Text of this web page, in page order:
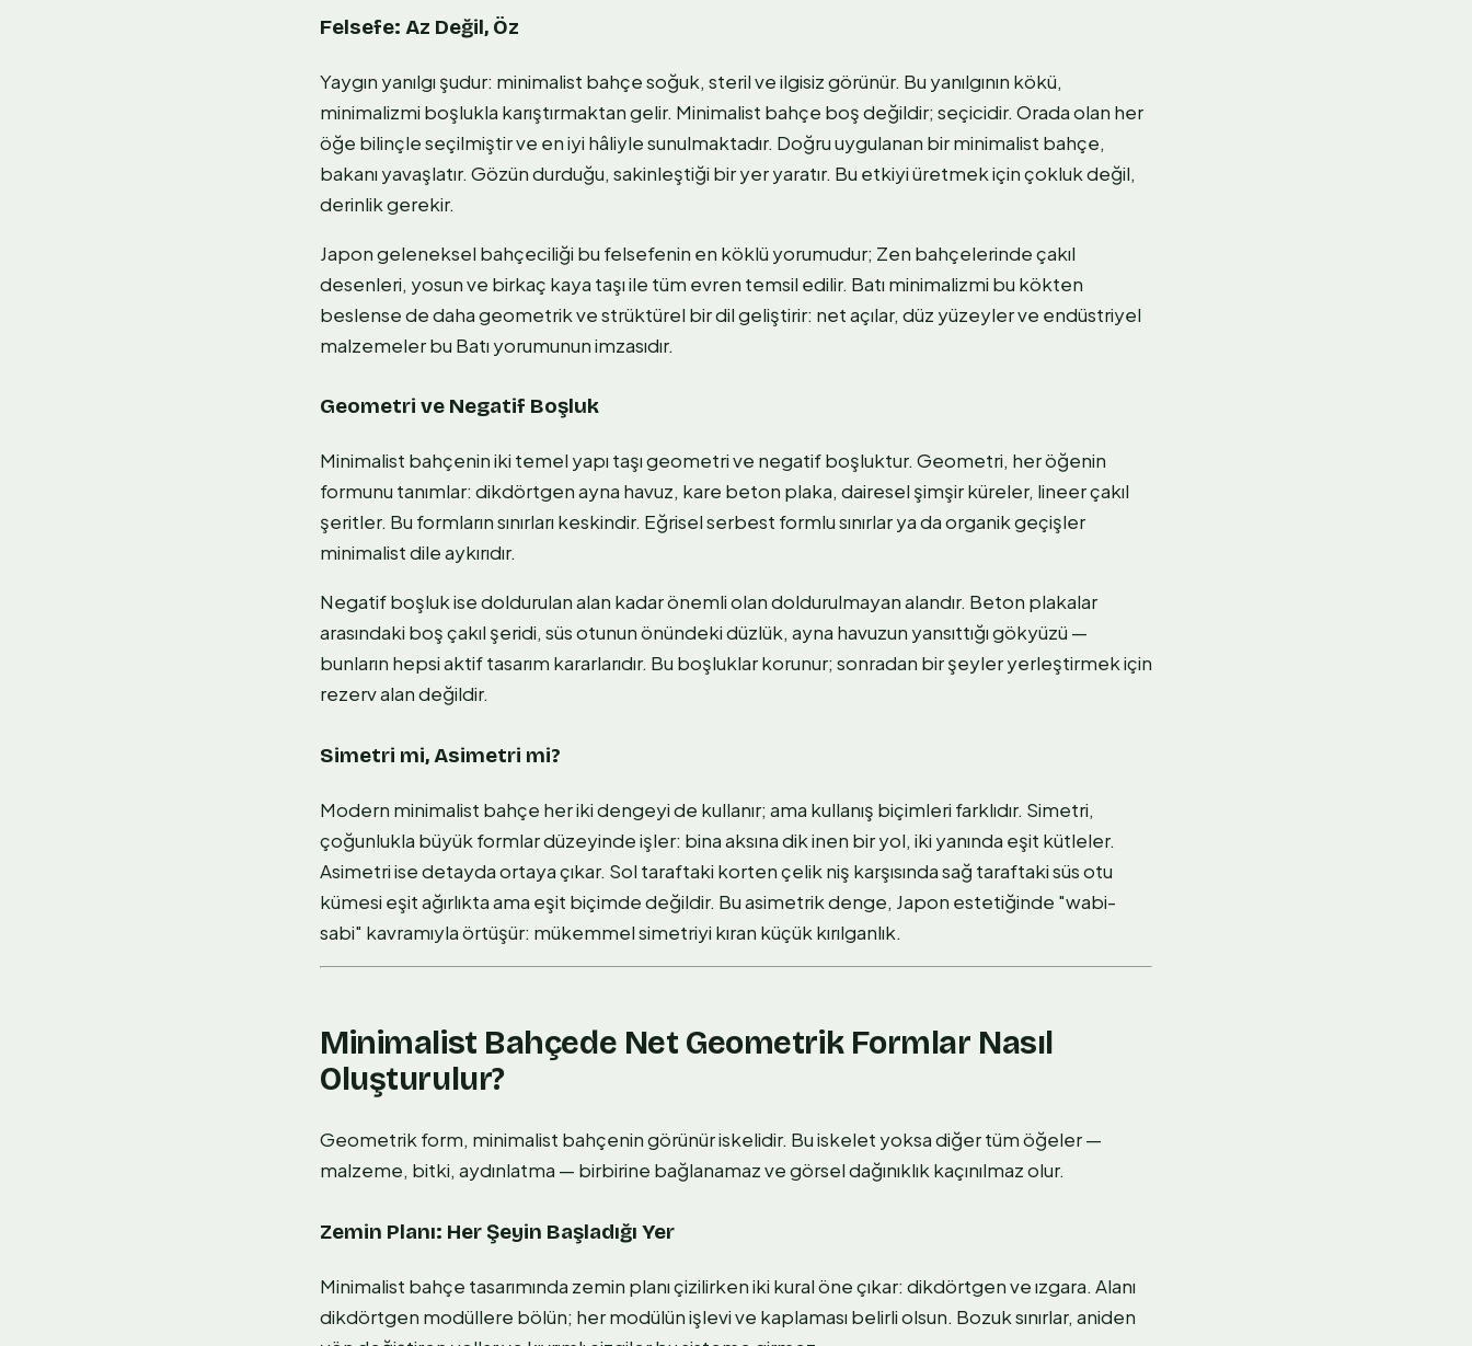
Felsefe: Az Değil, Öz
Yaygın yanılgı şudur: minimalist bahçe soğuk, steril ve ilgisiz görünür. Bu yanılgının kökü,
minimalizmi boşlukla karıştırmaktan gelir. Minimalist bahçe boş değildir; seçicidir. Orada olan her
öğe bilinçle seçilmiştir ve en iyi hâliyle sunulmaktadır. Doğru uygulanan bir minimalist bahçe,
bakanı yavaşlatır. Gözün durduğu, sakinleştiği bir yer yaratır. Bu etkiyi üretmek için çokluk değil,
derinlik gerekir.
Japon geleneksel bahçeciliği bu felsefenin en köklü yorumudur; Zen bahçelerinde çakıl
desenleri, yosun ve birkaç kaya taşı ile tüm evren temsil edilir. Batı minimalizmi bu kökten
beslense de daha geometrik ve strüktürel bir dil geliştirir: net açılar, düz yüzeyler ve endüstriyel
malzemeler bu Batı yorumunun imzasıdır.
Geometri ve Negatif Boşluk
Minimalist bahçenin iki temel yapı taşı geometri ve negatif boşluktur. Geometri, her öğenin
formunu tanımlar: dikdörtgen ayna havuz, kare beton plaka, dairesel şimşir küreler, lineer çakıl
şeritler. Bu formların sınırları keskindir. Eğrisel serbest formlu sınırlar ya da organik geçişler
minimalist dile aykırıdır.
Negatif boşluk ise doldurulan alan kadar önemli olan doldurulmayan alandır. Beton plakalar
arasındaki boş çakıl şeridi, süs otunun önündeki düzlük, ayna havuzun yansıttığı gökyüzü —
bunların hepsi aktif tasarım kararlarıdır. Bu boşluklar korunur; sonradan bir şeyler yerleştirmek için
rezerv alan değildir.
Simetri mi, Asimetri mi?
Modern minimalist bahçe her iki dengeyi de kullanır; ama kullanış biçimleri farklıdır. Simetri,
çoğunlukla büyük formlar düzeyinde işler: bina aksına dik inen bir yol, iki yanında eşit kütleler.
Asimetri ise detayda ortaya çıkar. Sol taraftaki korten çelik niş karşısında sağ taraftaki süs otu
kümesi eşit ağırlıkta ama eşit biçimde değildir. Bu asimetrik denge, Japon estetiğinde "wabi-
sabi" kavramıyla örtüşür: mükemmel simetriyi kıran küçük kırılganlık.
Minimalist Bahçede Net Geometrik Formlar Nasıl
Oluşturulur?
Geometrik form, minimalist bahçenin görünür iskelidir. Bu iskelet yoksa diğer tüm öğeler —
malzeme, bitki, aydınlatma — birbirine bağlanamaz ve görsel dağınıklık kaçınılmaz olur.
Zemin Planı: Her Şeyin Başladığı Yer
Minimalist bahçe tasarımında zemin planı çizilirken iki kural öne çıkar: dikdörtgen ve ızgara. Alanı
dikdörtgen modüllere bölün; her modülün işlevi ve kaplaması belirli olsun. Bozuk sınırlar, aniden